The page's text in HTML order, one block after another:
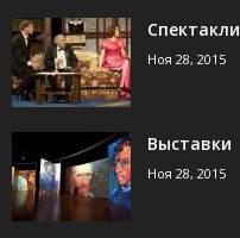
Спектакли
Ноя 28, 2015
Выставки
Ноя 28, 2015